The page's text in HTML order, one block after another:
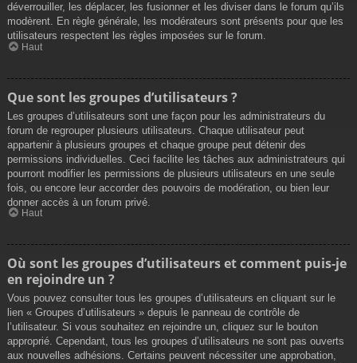
déverrouiller, les déplacer, les fusionner et les diviser dans le forum qu’ils
modèrent. En règle générale, les modérateurs sont présents pour que les
utilisateurs respectent les règles imposées sur le forum.
Haut
Que sont les groupes d’utilisateurs ?
Les groupes d’utilisateurs sont une façon pour les administrateurs du
forum de regrouper plusieurs utilisateurs. Chaque utilisateur peut
appartenir à plusieurs groupes et chaque groupe peut détenir des
permissions individuelles. Ceci facilite les tâches aux administrateurs qui
pourront modifier les permissions de plusieurs utilisateurs en une seule
fois, ou encore leur accorder des pouvoirs de modération, ou bien leur
donner accès à un forum privé.
Haut
Où sont les groupes d’utilisateurs et comment puis-je
en rejoindre un ?
Vous pouvez consulter tous les groupes d’utilisateurs en cliquant sur le
lien « Groupes d’utilisateurs » depuis le panneau de contrôle de
l’utilisateur. Si vous souhaitez en rejoindre un, cliquez sur le bouton
approprié. Cependant, tous les groupes d’utilisateurs ne sont pas ouverts
aux nouvelles adhésions. Certains peuvent nécessiter une approbation,